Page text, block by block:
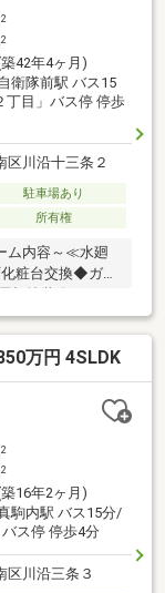
2
2
42年4ヶ月)
衛隊前駅 バス15
丁目」バス停 停歩
区川沿十三条２
駐車場あり
所有権
ム内容～≪水廻
粧台交換◆ガス
具交換〇ダウン
ター交換■美装
器交換※令和8年
ため）【学校】小
・南が丘中学校
す
万円 4SLDK
2
2
16年2ヶ月)
駒内駅 バス15分/
バス停 停歩4分
区川沿三条３